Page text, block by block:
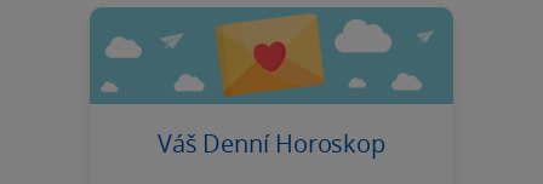
Váš Denní Horoskop